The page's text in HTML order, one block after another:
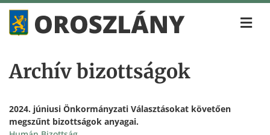
Archív bizottságok
2024. júniusi Önkormányzati Választásokat követően
megszűnt bizottságok anyagai.